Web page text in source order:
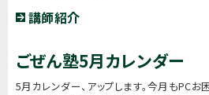
講師紹介
ごぜん塾5月カレンダー
5月カレンダー、アップします。今月もPCお